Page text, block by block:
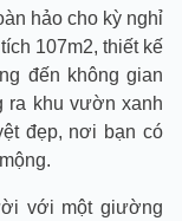
hảo cho kỳ nghỉ
107m2, thiết kế
đến không gian
ra khu vườn xanh
đẹp, nơi bạn có
với một giường